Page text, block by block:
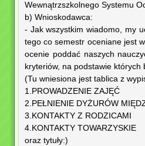
Wewnątrzszkolnego Systemu
b) Wnioskodawca:
- Jak wszystkim wiadomo, my
tego co semestr oceniane jest
ocenie poddać naszych
kryteriów, na podstawie których
(Tu wniesiona jest tablica z
1.PROWADZENIE ZAJĘĆ
2.PEŁNIENIE DYŻURÓW
3.KONTAKTY Z RODZICAMI
4.KONTAKTY TOWARZYSKIE
oraz tytuły:)